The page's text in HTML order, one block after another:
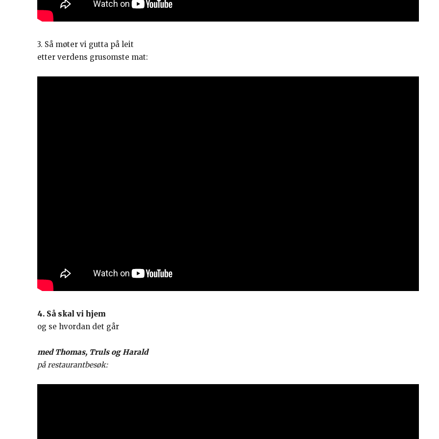
3. Så møter vi gutta på leit
etter verdens grusomste mat:
4. Så skal vi hjem
og se hvordan det går
med Thomas, Truls og Harald
på restaurantbesøk: